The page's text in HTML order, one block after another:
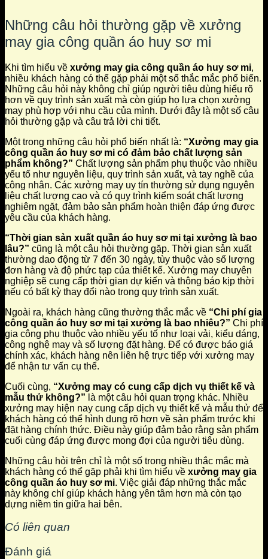
Những câu hỏi thường gặp về xưởng
may gia công quần áo huy sơ mi
Khi tìm hiểu về xưởng may gia công quần áo huy sơ mi,
nhiều khách hàng có thể gặp phải một số thắc mắc phổ biến.
Những câu hỏi này không chỉ giúp người tiêu dùng hiểu rõ
hơn về quy trình sản xuất mà còn giúp họ lựa chọn xưởng
may phù hợp với nhu cầu của mình. Dưới đây là một số câu
hỏi thường gặp và câu trả lời chi tiết.
Một trong những câu hỏi phổ biến nhất là: “Xưởng may gia
công quần áo huy sơ mi có đảm bảo chất lượng sản
phẩm không?” Chất lượng sản phẩm phụ thuộc vào nhiều
yếu tố như nguyên liệu, quy trình sản xuất, và tay nghề của
công nhân. Các xưởng may uy tín thường sử dụng nguyên
liệu chất lượng cao và có quy trình kiểm soát chất lượng
nghiêm ngặt, đảm bảo sản phẩm hoàn thiện đáp ứng được
yêu cầu của khách hàng.
“Thời gian sản xuất quần áo huy sơ mi tại xưởng là bao
lâu?” cũng là một câu hỏi thường gặp. Thời gian sản xuất
thường dao động từ 7 đến 30 ngày, tùy thuộc vào số lượng
đơn hàng và độ phức tạp của thiết kế. Xưởng may chuyên
nghiệp sẽ cung cấp thời gian dự kiến và thông báo kịp thời
nếu có bất kỳ thay đổi nào trong quy trình sản xuất.
Ngoài ra, khách hàng cũng thường thắc mắc về “Chi phí gia
công quần áo huy sơ mi tại xưởng là bao nhiêu?” Chi phí
gia công phụ thuộc vào nhiều yếu tố như loại vải, kiểu dáng,
công nghệ may và số lượng đặt hàng. Để có được báo giá
chính xác, khách hàng nên liên hệ trực tiếp với xưởng may
để nhận tư vấn cụ thể.
Cuối cùng, “Xưởng may có cung cấp dịch vụ thiết kế và
mẫu thử không?” là một câu hỏi quan trọng khác. Nhiều
xưởng may hiện nay cung cấp dịch vụ thiết kế và mẫu thử để
khách hàng có thể hình dung rõ hơn về sản phẩm trước khi
đặt hàng chính thức. Điều này giúp đảm bảo rằng sản phẩm
cuối cùng đáp ứng được mong đợi của người tiêu dùng.
Những câu hỏi trên chỉ là một số trong nhiều thắc mắc mà
khách hàng có thể gặp phải khi tìm hiểu về xưởng may gia
công quần áo huy sơ mi. Việc giải đáp những thắc mắc
này không chỉ giúp khách hàng yên tâm hơn mà còn tạo
dựng niềm tin giữa hai bên.
Có liên quan
Đánh giá